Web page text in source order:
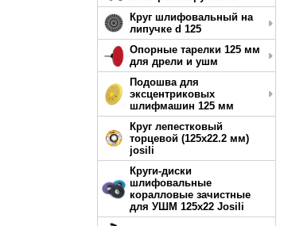
Круг шлифовальный на
липучке d 125
Опорные тарелки 125 мм
для дрели и ушм
Подошва для
эксцентриковых
шлифмашин 125 мм
Круг лепестковый
торцевой (125х22.2 мм)
josili
Круги-диски
шлифовальные
коралловые зачистные
для УШМ 125х22 Josili